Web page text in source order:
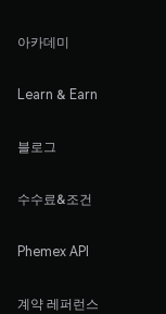
아카데미
Learn & Earn
블로그
수수료&조건
Phemex API
계약 레퍼런스